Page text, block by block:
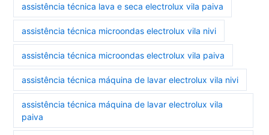
assistência técnica lava e seca electrolux vila paiva
assistência técnica microondas electrolux vila nivi
assistência técnica microondas electrolux vila paiva
assistência técnica máquina de lavar electrolux vila nivi
assistência técnica máquina de lavar electrolux vila
paiva